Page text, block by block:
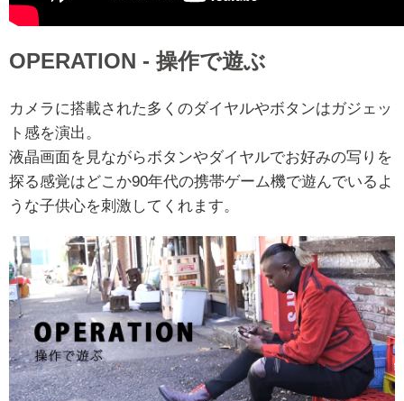
OPERATION - 操作で遊ぶ
カメラに搭載された多くのダイヤルやボタンはガジェッ
ト感を演出。
液晶画面を見ながらボタンやダイヤルでお好みの写りを
探る感覚はどこか90年代の携帯ゲーム機で遊んでいるよ
うな子供心を刺激してくれます。